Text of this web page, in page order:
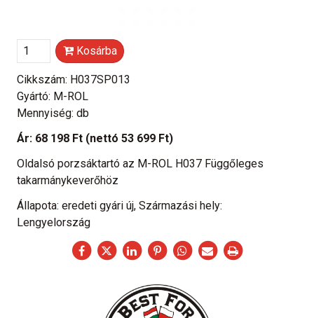
Kosárba
Cikkszám: H037SP013
Gyártó: M-ROL
Mennyiség: db
Ár: 68 198 Ft (nettó 53 699 Ft)
Oldalsó porzsáktartó az M-ROL H037 Függőleges
takarmánykeverőhöz
Állapota: eredeti gyári új, Származási hely:
Lengyelország